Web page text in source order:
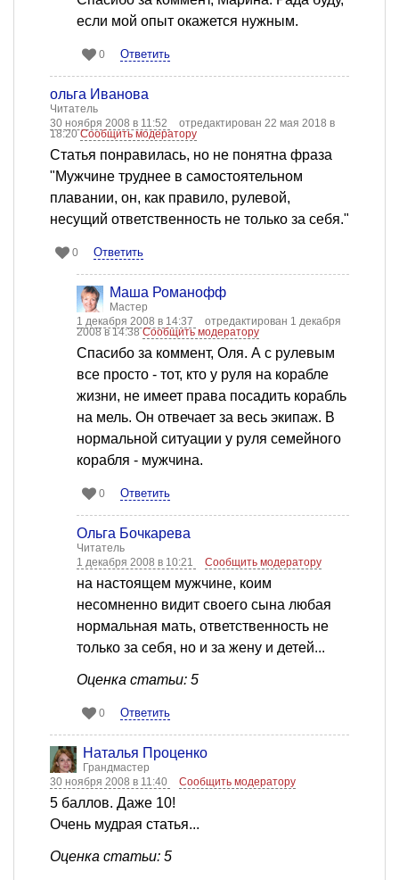
если мой опыт окажется нужным.
0 Ответить
ольга Иванова
Читатель
30 ноября 2008 в 11:52
отредактирован 22 мая 2018 в
18:20Сообщить модератору
Статья понравилась, но не понятна фраза
"Мужчине труднее в самостоятельном
плавании, он, как правило, рулевой,
несущий ответственность не только за себя."
0 Ответить
Mаша Романофф
Мастер
1 декабря 2008 в 14:37
отредактирован 1 декабря
2008 в 14:38Сообщить модератору
Спасибо за коммент, Оля. А с рулевым
все просто - тот, кто у руля на корабле
жизни, не имеет права посадить корабль
на мель. Он отвечает за весь экипаж. В
нормальной ситуации у руля семейного
корабля - мужчина.
0 Ответить
Ольга Бочкарева
Читатель
1 декабря 2008 в 10:21
Сообщить модератору
на настоящем мужчине, коим
несомненно видит своего сына любая
нормальная мать, ответственность не
только за себя, но и за жену и детей...
Оценка статьи: 5
0 Ответить
Наталья Проценко
Грандмастер
30 ноября 2008 в 11:40
Сообщить модератору
5 баллов. Даже 10!
Очень мудрая статья...
Оценка статьи: 5